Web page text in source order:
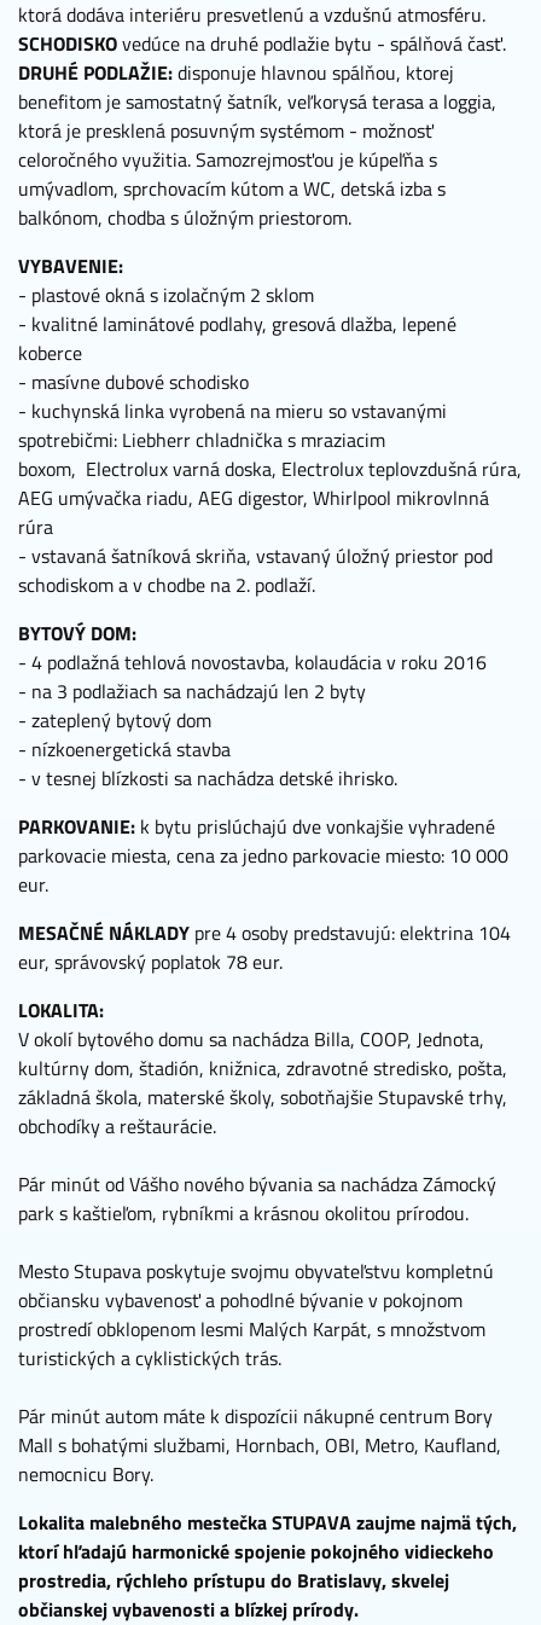
ktorá dodáva interiéru presvetlenú a vzdušnú atmosféru.
SCHODISKOvedúce na druhé podlažie bytu - spálňová časť.
DRUHÉ PODLAŽIE:disponuje hlavnou spálňou, ktorej
benefitom je samostatný šatník, veľkorysá terasa a loggia,
ktorá je presklená posuvným systémom - možnosť
celoročného využitia. Samozrejmosťou je kúpeľňa s
umývadlom, sprchovacím kútom a WC, detská izba s
balkónom, chodba s úložným priestorom.
VYBAVENIE:
- plastové okná s izolačným 2 sklom
- kvalitné laminátové podlahy, gresová dlažba, lepené
koberce
- masívne dubové schodisko
- kuchynská linka vyrobená na mieru so vstavanými
spotrebičmi: Liebherr chladnička s mraziacim
boxom, Electrolux varná doska, Electrolux teplovzdušná rúra,
AEG umývačka riadu, AEG digestor, Whirlpool mikrovlnná
rúra
- vstavaná šatníková skriňa, vstavaný úložný priestor pod
schodiskom a v chodbe na 2. podlaží.
BYTOVÝ DOM:
- 4 podlažná tehlová novostavba, kolaudácia v roku 2016
- na 3 podlažiach sa nachádzajú len 2 byty
- zateplený bytový dom
- nízkoenergetická stavba
- v tesnej blízkosti sa nachádza detské ihrisko.
PARKOVANIE: k bytu prislúchajú dve vonkajšie vyhradené
parkovacie miesta, cena za jedno parkovacie miesto: 10 000
eur.
MESAČNÉ NÁKLADY pre 4 osoby predstavujú: elektrina 104
eur, správovský poplatok 78 eur.
LOKALITA:
V okolí bytového domu sa nachádza Billa, COOP, Jednota,
kultúrny dom, štadión, knižnica, zdravotné stredisko, pošta,
základná škola, materské školy, sobotňajšie Stupavské trhy,
obchodíky a reštaurácie.
Pár minút od Vášho nového bývania sa nachádza Zámocký
park s kaštieľom, rybníkmi a krásnou okolitou prírodou.
Mesto Stupava poskytuje svojmu obyvateľstvu kompletnú
občiansku vybavenosť a pohodlné bývanie v pokojnom
prostredí obklopenom lesmi Malých Karpát, s množstvom
turistických a cyklistických trás.
Pár minút autom máte k dispozícii nákupné centrum Bory
Mall s bohatými službami, Hornbach, OBI, Metro, Kaufland,
nemocnicu Bory.
Lokalita malebného mestečka STUPAVA zaujme najmä tých,
ktorí hľadajú harmonické spojenie pokojného vidieckeho
prostredia, rýchleho prístupu do Bratislavy, skvelej
občianskej vybavenosti a blízkej prírody.